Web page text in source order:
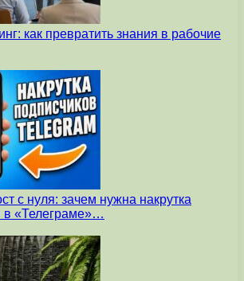
как превратить знания в рабочие
с нуля: зачем нужна накрутка
в «Телеграме»…